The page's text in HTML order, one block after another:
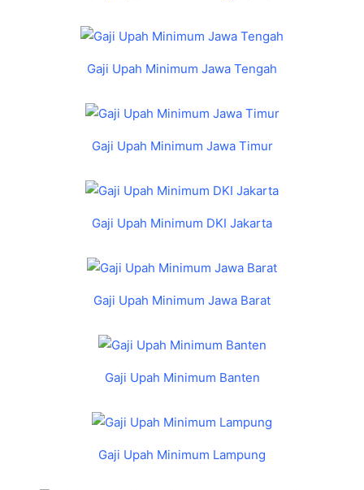
Gaji Upah Minimum Jawa Tengah
Gaji Upah Minimum Jawa Timur
Gaji Upah Minimum DKI Jakarta
Gaji Upah Minimum Jawa Barat
Gaji Upah Minimum Banten
Gaji Upah Minimum Lampung